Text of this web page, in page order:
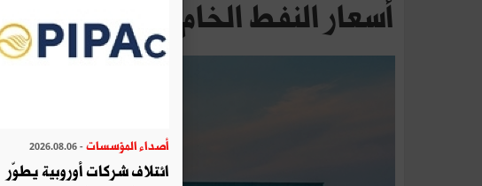
أسعار النفط الخام يُرجح أن تظل
أصداء المؤسسات - 2026.08.06
ائتلاف شركات أوروبية يطوّر